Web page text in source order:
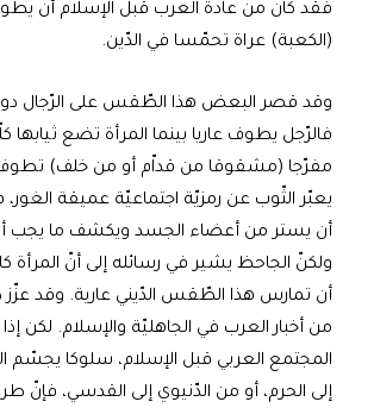
فقد كان من عادة العرب قبل الإسلام أن
(الكعبة) عراة تحمّسا في الدّين.
وقد قصر البعض هذا الطّقس على الرّجال
فالرّجل يطوف عاريا بينما المرأة تضع ثيابها
مفرّجا (مشقوقا من قداّم أو من خلف)
يعبّر الثّوب عن رمزيّة اجتماعيّة عميقة
أن يستر من أعضاء الجسد ويكشف ما يجب
ولكنّ الجاحظ يشير في رسائله إلى أنّ
أن تمارس هذا الطّقس الدّيني عارية. وقد
من أخبار العرب في الجاهليّة والإسلام. لكن
المجتمع العربي قبل الإسلام، سلوكا يجسّم
إلى الحرم، أو من الدّنيوي إلى القدسي، فإنّ